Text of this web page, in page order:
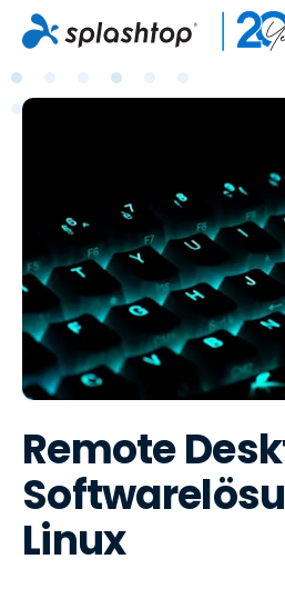
Remote
Linux